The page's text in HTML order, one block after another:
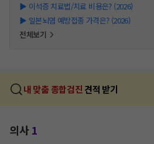
▶ 이석증 치료법/치료 비용은? (2026)
▶ 일본뇌염 예방접종 가격은? (2026)
전체보기
내 맞춤 종합검진 견적 받기
의사1